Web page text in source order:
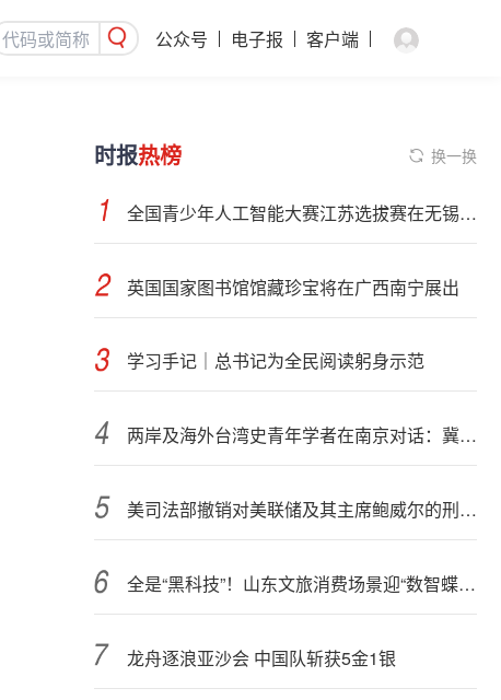
公众号 电子报 客户端
时报热榜 换一换
全国青少年人工智能大赛江苏选拔赛在无锡开赛
英国国家图书馆馆藏珍宝将在广西南宁展出
学习手记｜总书记为全民阅读躬身示范
两岸及海外台湾史青年学者在南京对话：冀还原真相、夯实认知
美司法部撤销对美联储及其主席鲍威尔的刑事调查
全是“黑科技”！山东文旅消费场景迎“数智蝶变”
龙舟逐浪亚沙会 中国队斩获5金1银